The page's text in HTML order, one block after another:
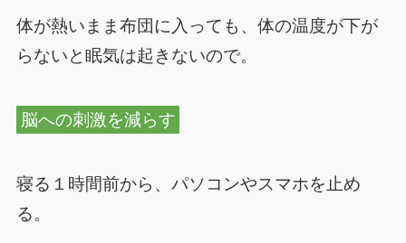
体が熱いまま布団に入っても、体の温度が下が
らないと眠気は起きないので。
脳への刺激を減らす
寝る１時間前から、パソコンやスマホを止め
る。